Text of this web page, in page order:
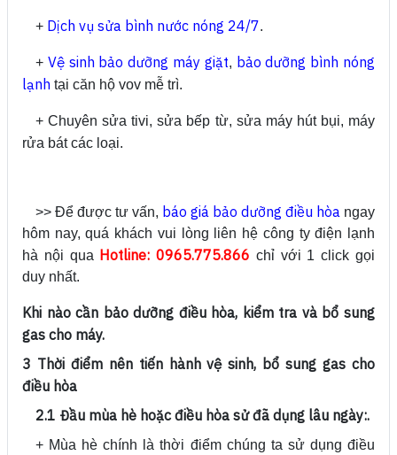
+ Dịch vụ sửa bình nước nóng 24/7.
+ Vệ sinh bảo dưỡng máy giặt, bảo dưỡng bình nóng
lạnh tại căn hộ vov mễ trì.
+ Chuyên sửa tivi, sửa bếp từ, sửa máy hút bụi, máy
rửa bát các loại.
>> Để được tư vấn, báo giá bảo dưỡng điều hòa ngay
hôm nay, quá khách vui lòng liên hệ công ty điện lạnh
hà nội qua Hotline: 0965.775.866 chỉ với 1 click gọi
duy nhất.
Khi nào cần bảo dưỡng điều hòa, kiểm tra và bổ sung
gas cho máy.
3 Thời điểm nên tiến hành vệ sinh, bổ sung gas cho
điều hòa
2.1 Đầu mùa hè hoặc điều hòa sử đã dụng lâu ngày:.
+ Mùa hè chính là thời điểm chúng ta sử dụng điều